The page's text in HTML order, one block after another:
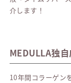
介します！
MEDULLA独
10年間コラーゲン